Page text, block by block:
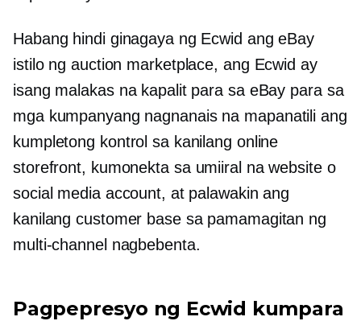
Habang hindi ginagaya ng Ecwid ang eBay
istilo ng auction marketplace, ang Ecwid ay
isang malakas na kapalit para sa eBay para sa
mga kumpanyang nagnanais na mapanatili ang
kumpletong kontrol sa kanilang online
storefront, kumonekta sa umiiral nawebsite o
social media account, at palawakin ang
kanilang customer base sa pamamagitan ng
multi-channel nagbebenta.
Pagpepresyo ng Ecwid kumpara